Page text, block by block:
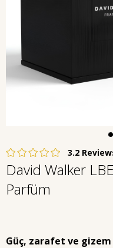
3.2
David Walker
Parfüm
Güç, zarafet ve